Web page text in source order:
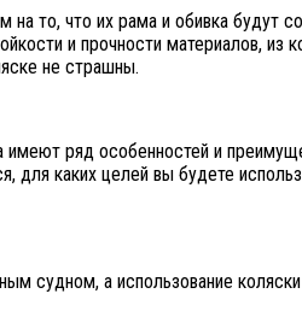
на то, что их рама и обивка будут
и прочности материалов, из
не страшны.
имеют ряд особенностей и
для каких целей вы будете
судном, а использование